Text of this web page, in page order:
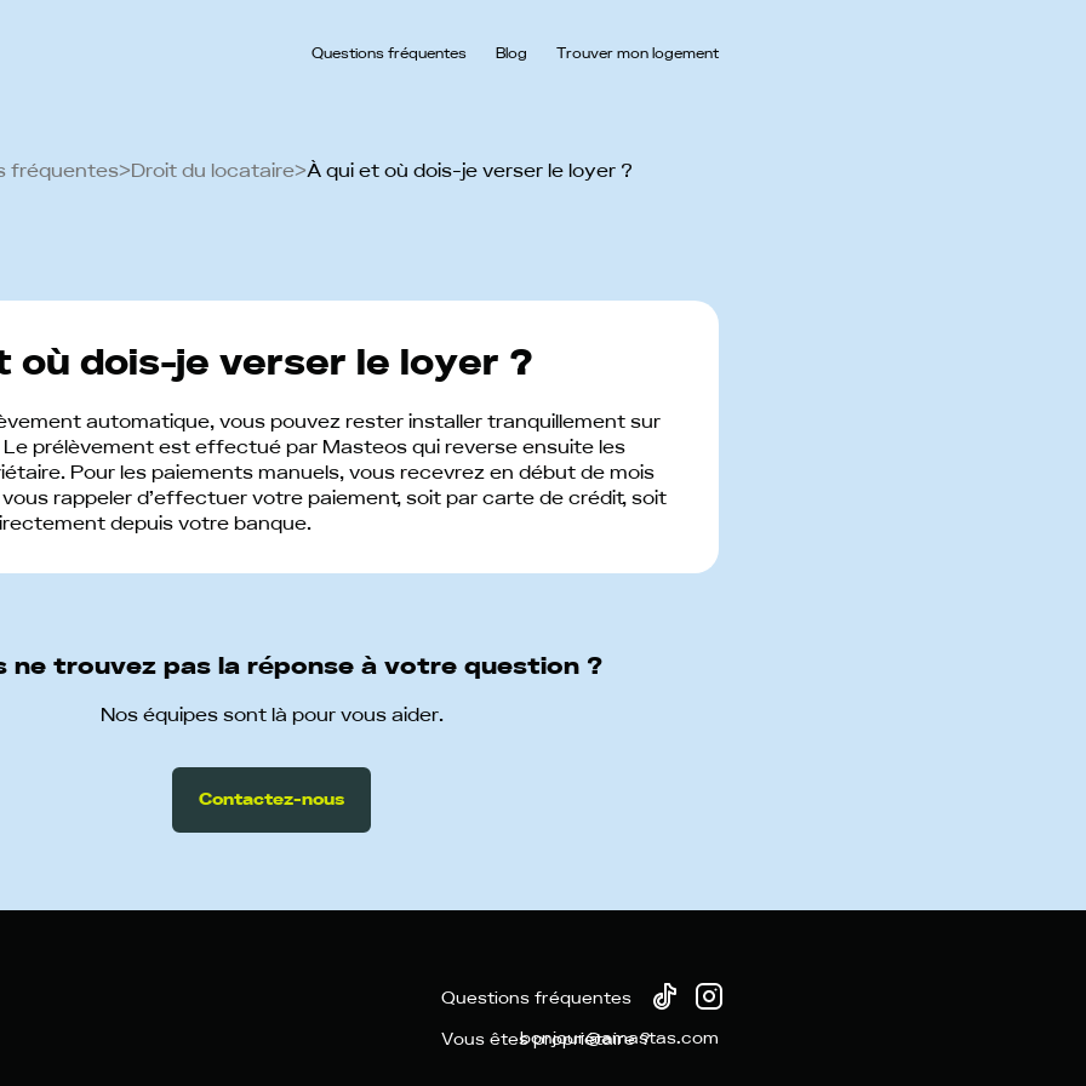
Questions fréquentes Blog Trouver mon logement
fréquentes>Droit du locataire>À qui et où dois-je verser le loyer ?
où dois-je verser le loyer ?
automatique, vous pouvez rester installer tranquillement sur
prélèvement est effectué par Masteos qui reverse ensuite les
Pour les paiements manuels, vous recevrez en début de mois
rappeler d’effectuer votre paiement, soit par carte de crédit, soit
depuis votre banque.
ne trouvez pas la réponse à votre question ?
Nos équipes sont là pour vous aider.
Contactez-nous
Questions fréquentes
Vous êtes propriétaire ?
bonjour@amastas.com